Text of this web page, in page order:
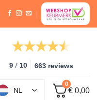
9 / 10 663 reviews
NL
0
€ 0,00